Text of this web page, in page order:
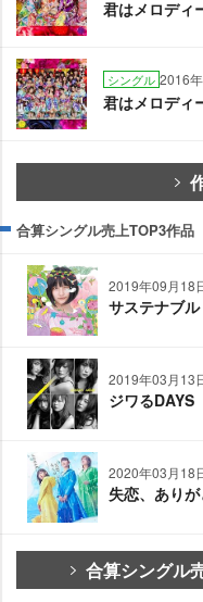
君はメロディ
シングル 2016
君はメロディ
合算シングル売上TOP3作品
2019年09月18
サステナブル
2019年03月13
ジワるDAYS
2020年03月18
失恋、ありが
合算シングル